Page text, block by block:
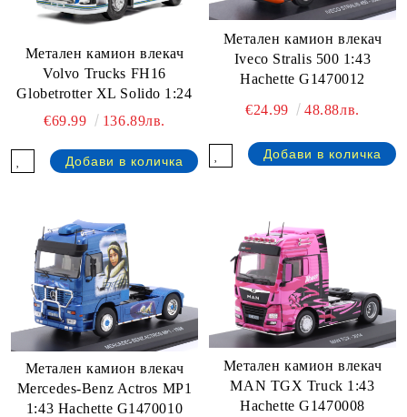
Метален камион влекач
Volvo Trucks FH16
Globetrotter XL Solido 1:24
€69.99
136.89лв.
Метален камион влекач
Iveco Stralis 500 1:43
Hachette G1470012
€24.99 48.88лв.
Метален камион влекач
Mercedes-Benz Actros MP1
1:43 Hachette G1470010
Метален камион влекач
MAN TGX Truck 1:43
Hachette G1470008